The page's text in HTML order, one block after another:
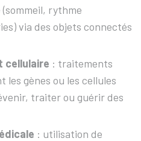
rythme
via des objets connectés
cellulaire : traitements
les gènes ou les cellules
traiter ou guérir des
: utilisation de